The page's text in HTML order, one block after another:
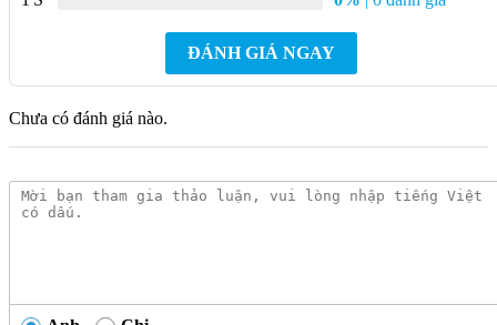
Treo Tường
Thiết kế hiện đại, sang trọng:Kiểu dáng treo tường giúp
tiết kiệm diện tích, phù hợp với mọi không gian phòng tắm.
Chất liệu sứ cao cấp:
lại sự thoải mái khi sử dụng.
Công nghệ tiên tiến:
ĐÁNH GIÁ NGAY
Chưa có đánh giá nào.